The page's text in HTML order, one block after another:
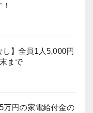
し】全員1人5,000円
まで
万円の家電給付金の